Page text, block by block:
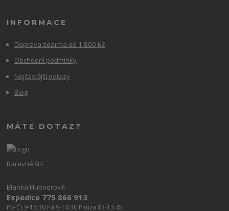
INFORMACE
Doprava zdarma od 1 800 Kč
Obchodní podmínky
Nejčastější dotazy
Blog
MÁTE DOTAZ?
Barevné šití
Blanka Hubnerová
Expedice 775 866 913
Po-Čt 9-15:30 Pá 9-14:30 Pauza 13-13:45